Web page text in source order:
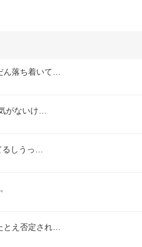
ん落ち着いて…
がないけ…
しうっ…
とえ否定され…